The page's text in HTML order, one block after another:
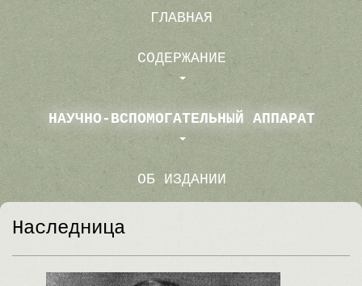
ГЛАВНАЯ
СОДЕРЖАНИЕ
НАУЧНО-ВСПОМОГАТЕЛЬНЫЙ АППАРАТ
ОБ ИЗДАНИИ
Наследница